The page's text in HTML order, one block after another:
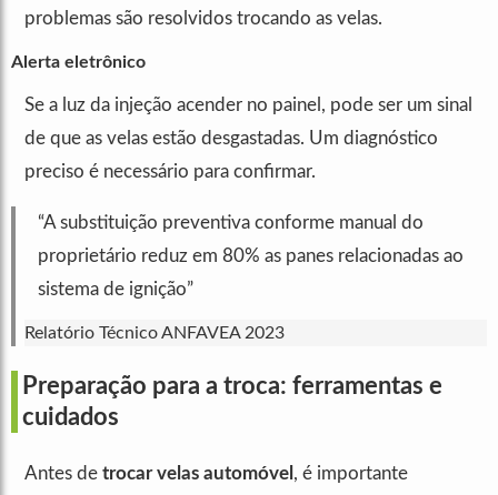
problemas são resolvidos trocando as velas.
Alerta eletrônico
Se a luz da injeção acender no painel, pode ser um sinal
de que as velas estão desgastadas. Um diagnóstico
preciso é necessário para confirmar.
“A substituição preventiva conforme manual do
proprietário reduz em 80% as panes relacionadas ao
sistema de ignição”
Relatório Técnico ANFAVEA 2023
Preparação para a troca: ferramentas e
cuidados
Antes de trocar velas automóvel , é importante